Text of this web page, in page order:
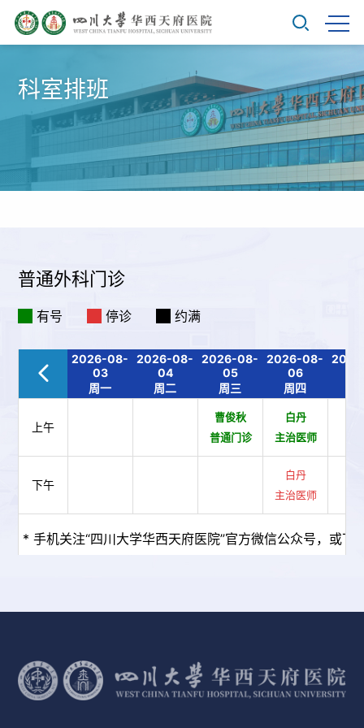
科室排班
普通外科门诊
有号 停诊 约满
2026-08-
03
周一
2026-08-
04
周二
2026-08-
05
周三
2026-08-
06
周四
上午
曹俊秋
普通门诊
白丹
主治医师
下午
白丹
主治医师
* 手机关注“四川大学华西天府医院”官方微信公众号，或下